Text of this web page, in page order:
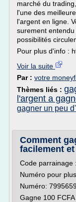
marché du
l'une des
l'argent en ligne.
surement
possibilités
Pour plus d'info :
Voir la suite
Par : votre
Thèmes liés :
l'argent a
gagner un peu
Comment
facilement et
Code parrainage
Numéro pour
Numéro:
Gagne 100